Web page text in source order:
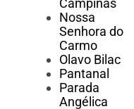
Campinas
Nossa
Senhora do
Carmo
Olavo Bilac
Pantanal
Parada
Angélica